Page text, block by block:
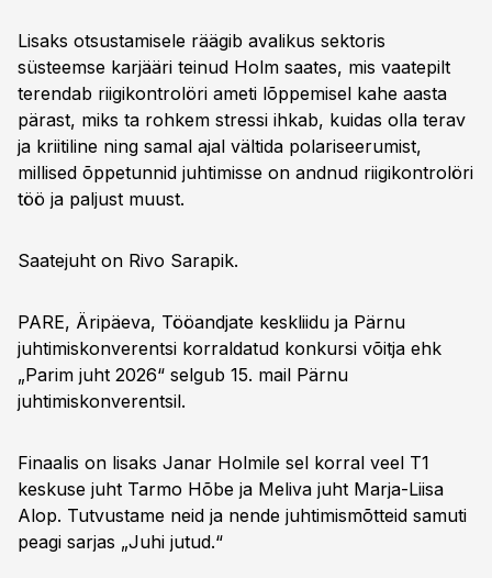
Lisaks otsustamisele räägib avalikus sektoris
süsteemse karjääri teinud Holm saates, mis vaatepilt
terendab riigikontrolöri ameti lõppemisel kahe aasta
pärast, miks ta rohkem stressi ihkab, kuidas olla terav
ja kriitiline ning samal ajal vältida polariseerumist,
millised õppetunnid juhtimisse on andnud riigikontrolöri
töö ja paljust muust.
Saatejuht on Rivo Sarapik.
PARE, Äripäeva, Tööandjate keskliidu ja Pärnu
juhtimiskonverentsi korraldatud konkursi võitja ehk
„Parim juht 2026“ selgub 15. mail Pärnu
juhtimiskonverentsil.
Finaalis on lisaks Janar Holmile sel korral veel T1
keskuse juht Tarmo Hõbe ja Meliva juht Marja-Liisa
Alop. Tutvustame neid ja nende juhtimismõtteid samuti
peagi sarjas „Juhi jutud.“